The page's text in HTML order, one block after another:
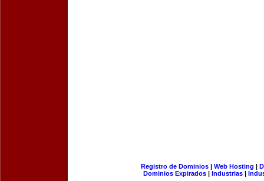
Registro de Dominios| Web Hosting |
Dominios Expirados | Industrias |